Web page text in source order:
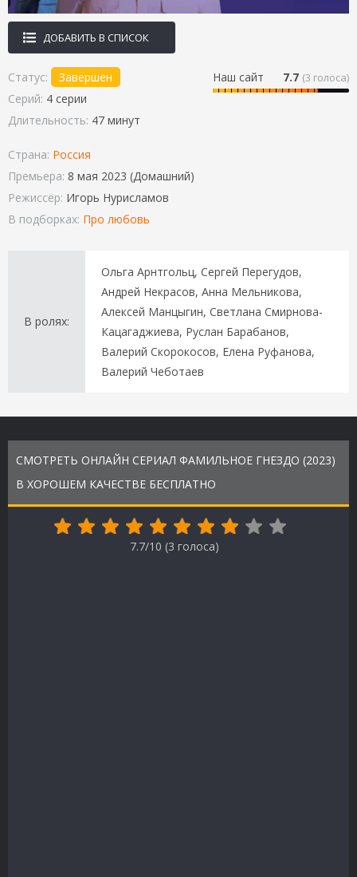
ДОБАВИТЬ В СПИСОК
Наш сайт 7.7 (3 голоса)
Статус:
Завершен
Серий: 4 серии
Длительность: 47 минут
Страна: Россия
Премьера: 8 мая 2023 (Домашний)
Режиссёр: Игорь Нурисламов
В подборках: Про любовь
В ролях:
Ольга Арнтгольц, Сергей Перегудов,
Андрей Некрасов, Анна Мельникова,
Алексей Манцыгин, Светлана Смирнова-
Кацагаджиева, Руслан Барабанов,
Валерий Скорокосов, Елена Руфанова,
Валерий Чеботаев
СМОТРЕТЬ ОНЛАЙН СЕРИАЛ ФАМИЛЬНОЕ ГНЕЗДО (2023)
В ХОРОШЕМ КАЧЕСТВЕ БЕСПЛАТНО
7.7/10 (3 голоса)